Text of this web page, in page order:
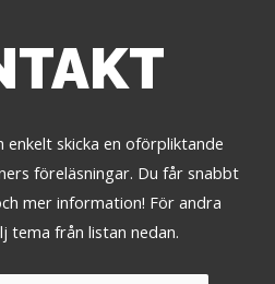
enkelt skicka en oförpliktande
föreläsningar. Du får snabbt
mer information! För andra
tema från listan nedan.